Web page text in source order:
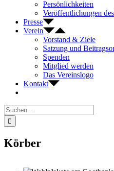
Persönlichkeiten
Veröffentlichungen
Presse
Verein
Vorstand & Ziele
Satzung und
Spenden
Mitglied werden
Das Vereinslogo
Kontakt
Suche
nach:
Körber